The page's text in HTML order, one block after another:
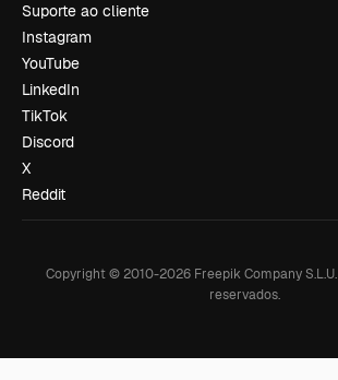
Suporte ao cliente
Instagram
YouTube
LinkedIn
TikTok
Discord
X
Reddit
Copyright © 2010-2026Freepik Company S.L.U.
reservados.